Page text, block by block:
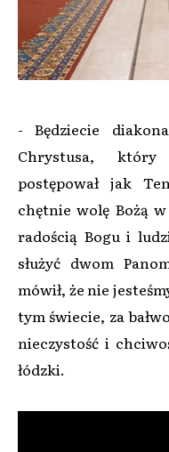
- Będziecie
Chrystusa,
postępował jak
chętnie wolę Bożą
radością Bogu i
służyć dwom
mówił, że nie
tym świecie, za
nieczystość i
łódzki.